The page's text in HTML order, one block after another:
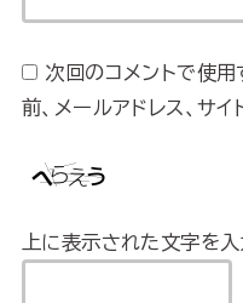
次回のコメントで使
前、メールアドレス、サイ
上に表示された文字を入